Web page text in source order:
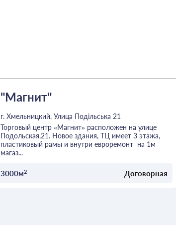
"Магнит"
г. Хмельницкий, Улица Подільська 21
Торговый центр «Магнит» расположен на улице
Подольская,21. Новое здания, ТЦ имеет 3 этажа,
пластиковый рамы и внутри евроремонт на 1м
магаз...
3000м2 Договорная